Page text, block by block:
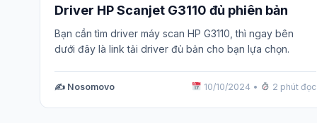
Driver HP Scanjet G3110 đủ phiên bản
Bạn cần tìm driver máy scan HP G3110, thì ngay bên
dưới đây là link tải driver đủ bản cho bạn lựa chọn.
✍️ Nosomovo 10/10/2024 • 2 phút đọc